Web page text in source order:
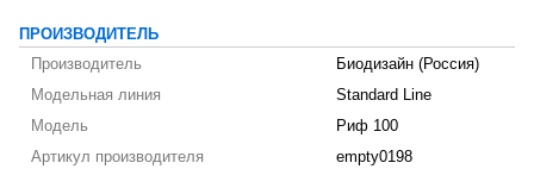
ПРОИЗВОДИТЕЛЬ
Производитель
Биодизайн (Россия)
Модельная линия
Standard Line
Модель
Риф 100
Артикул производителя
empty0198